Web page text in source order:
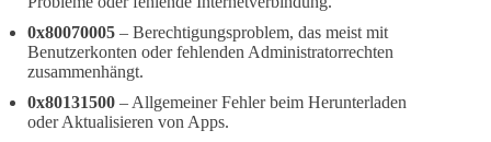
0x80070005 – Berechtigungsproblem, das meist mit
Benutzerkonten oder fehlenden Administratorrechten
zusammenhängt.
0x80131500 – Allgemeiner Fehler beim Herunterladen
oder Aktualisieren von Apps.